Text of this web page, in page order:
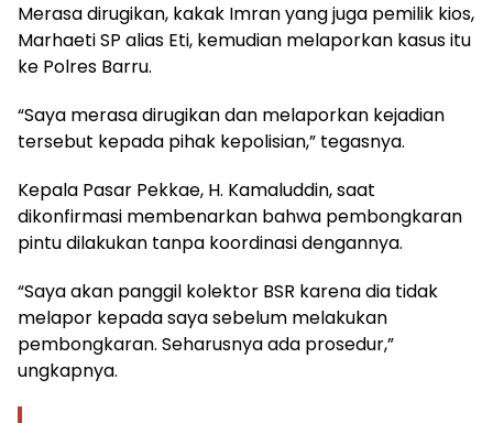
Merasa dirugikan, kakak Imran yang juga pemilik kios,
Marhaeti SP alias Eti, kemudian melaporkan kasus itu
ke Polres Barru.
“Saya merasa dirugikan dan melaporkan kejadian
tersebut kepada pihak kepolisian,” tegasnya.
Kepala Pasar Pekkae, H. Kamaluddin, saat
dikonfirmasi membenarkan bahwa pembongkaran
pintu dilakukan tanpa koordinasi dengannya.
“Saya akan panggil kolektor BSR karena dia tidak
melapor kepada saya sebelum melakukan
pembongkaran. Seharusnya ada prosedur,”
ungkapnya.